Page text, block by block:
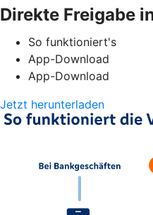
Direkte Freigabe
So funktioniert's
App-Download
App-Download
Jetzt herunterladen